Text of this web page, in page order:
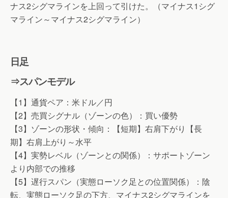
ナス2シグマラインを上回って引けた。（マイナス1シグ
マライン～マイナス2シグマライン）
日足
⇒スパンモデル
【1】通貨ペア：米ドル／円
【2】売買シグナル（ゾーンの色）：買い優勢
【3】ゾーンの形状・傾向：【短期】右肩下がり【長
期】右肩上がり～水平
【4】実勢レベル（ゾーンとの関係）：サポートゾーン
より内部での推移
【5】遅行スパン（実態ローソク足との位置関係）：陰
転、実態ローソク足の下方、マイナス2シグマラインを